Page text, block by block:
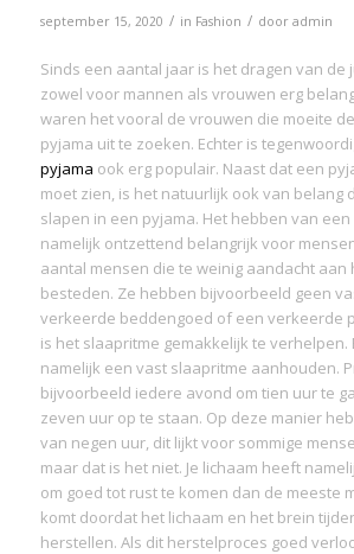
september 15, 2020 / in Fashion / door admin
Sinds een aantal jaar is het dragen van de
zowel voor mannen als vrouwen erg
waren het vooral de vrouwen die moeite
pyjama uit te zoeken. Echter is
pyjama ook erg populair. Naast dat een
moet zien, is het natuurlijk ook van belang
slapen in een pyjama. Het hebben van
namelijk ontzettend belangrijk voor
aantal mensen die te weinig aandacht aan
besteden. Ze hebben bijvoorbeeld geen
verkeerde beddengoed of een verkeerde
is het slaapritme gemakkelijk te
namelijk een vast slaapritme aanhouden.
bijvoorbeeld iedere avond om tien uur te
zeven uur op te staan. Op deze manier
van negen uur, dit lijkt voor sommige
maar dat is het niet. Je lichaam heeft
om goed tot rust te komen dan de meeste
komt doordat het lichaam en het brein
herstellen. Als dit herstelproces goed